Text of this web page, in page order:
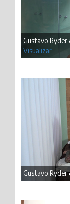
Gustavo Ryder
Visualizar
Gustavo Ryder